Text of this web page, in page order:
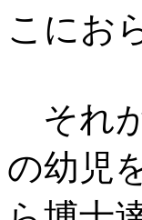
こにお
それ
の幼児